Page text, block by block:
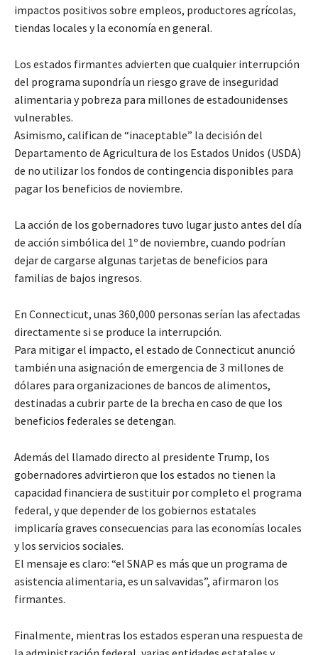
impactos positivos sobre empleos, productores agrícolas,
tiendas locales y la economía en general.
Los estados firmantes advierten que cualquier interrupción
del programa supondría un riesgo grave de inseguridad
alimentaria y pobreza para millones de estadounidenses
vulnerables.
Asimismo, califican de “inaceptable” la decisión del
Departamento de Agricultura de los Estados Unidos (USDA)
de no utilizar los fondos de contingencia disponibles para
pagar los beneficios de noviembre.
La acción de los gobernadores tuvo lugar justo antes del día
de acción simbólica del 1º de noviembre, cuando podrían
dejar de cargarse algunas tarjetas de beneficios para
familias de bajos ingresos.
En Connecticut, unas 360,000 personas serían las afectadas
directamente si se produce la interrupción.
Para mitigar el impacto, el estado de Connecticut anunció
también una asignación de emergencia de 3 millones de
dólares para organizaciones de bancos de alimentos,
destinadas a cubrir parte de la brecha en caso de que los
beneficios federales se detengan.
Además del llamado directo al presidente Trump, los
gobernadores advirtieron que los estados no tienen la
capacidad financiera de sustituir por completo el programa
federal, y que depender de los gobiernos estatales
implicaría graves consecuencias para las economías locales
y los servicios sociales.
El mensaje es claro: “el SNAP es más que un programa de
asistencia alimentaria, es un salvavidas”, afirmaron los
firmantes.
Finalmente, mientras los estados esperan una respuesta de